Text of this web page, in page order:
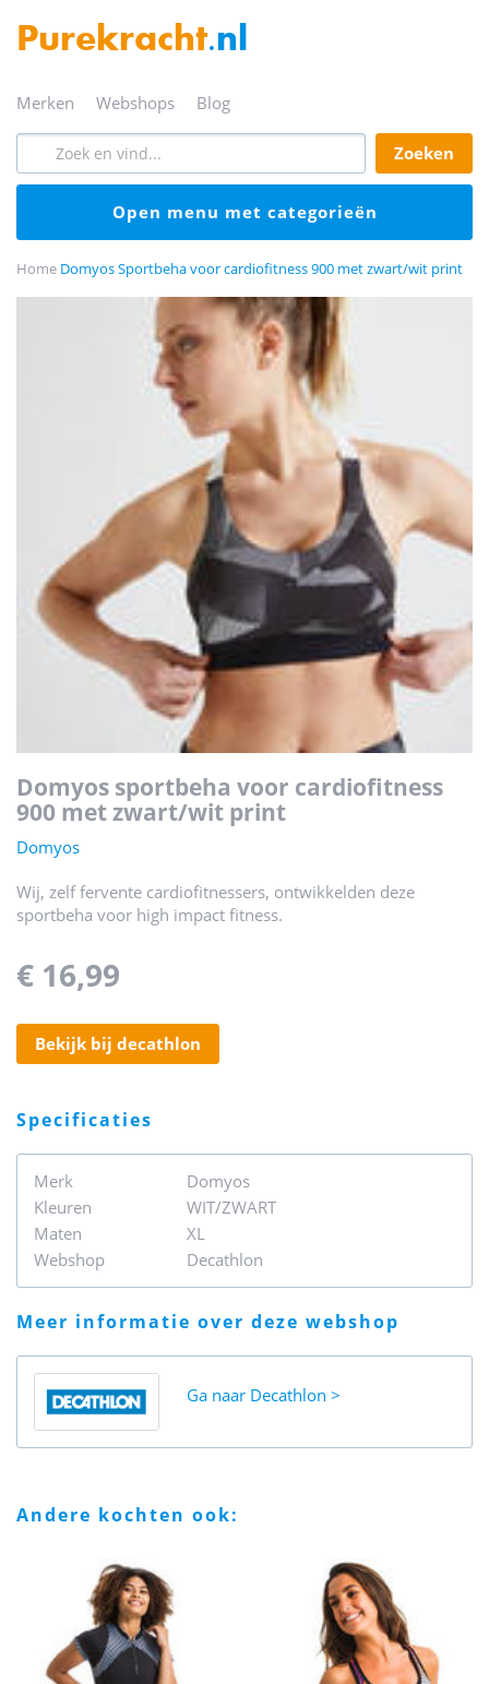
Purekracht.nl
merken webshops blog
zoeken
open menu met categorieën
Home Domyos Sportbeha voor cardiofitness 900 met zwart/wit print
domyos sportbeha voor cardiofitness
900 met zwart/wit print
Domyos
Wij, zelf fervente cardiofitnessers, ontwikkelden deze
sportbeha voor high impact fitness.
€ 16,99
bekijk bij decathlon
specificaties
Merk
Domyos
Kleuren
WIT/ZWART
Maten
XL
Webshop
Decathlon
meer informatie over deze webshop
Ga naar Decathlon
andere kochten ook: